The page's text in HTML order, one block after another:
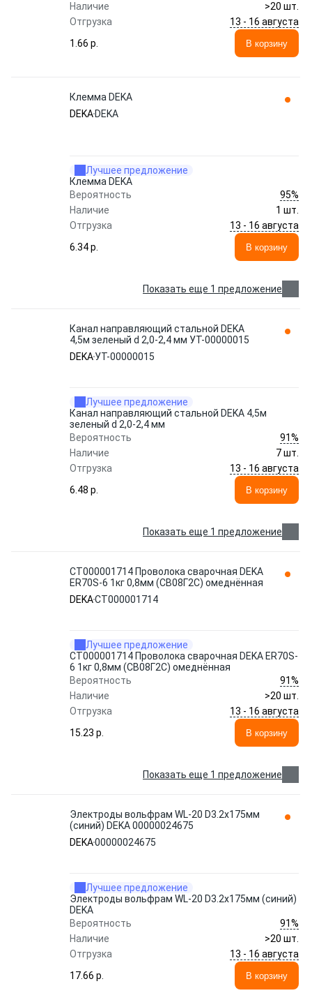
Наличие
>20 шт.
Отгрузка
13 - 16 августа
1.66 p.
В корзину
Клемма DEKA
DEKA DEKA
Лучшее предложение
Клемма DEKA
Вероятность
95%
Наличие
1 шт.
Отгрузка
13 - 16 августа
6.34 p.
В корзину
Показать еще 1 предложение
Канал направляющий стальной DEKA
4,5м зеленый d 2,0-2,4 мм УТ-00000015
DEKAУТ-00000015
Лучшее предложение
Канал направляющий стальной DEKA 4,5м
зеленый d 2,0-2,4 мм
Вероятность
91%
Наличие
7 шт.
Отгрузка
13 - 16 августа
6.48 p.
В корзину
Показать еще 1 предложение
СТ000001714 Проволока сварочная DEKA
ER70S-6 1кг 0,8мм (СВ08Г2С) омеднённая
DEKAСТ000001714
Лучшее предложение
СТ000001714 Проволока сварочная DEKA ER70S-
6 1кг 0,8мм (СВ08Г2С) омеднённая
Вероятность
91%
Наличие
>20 шт.
Отгрузка
13 - 16 августа
15.23 p.
В корзину
Показать еще 1 предложение
Электроды вольфрам WL-20 D3.2x175мм
(синий) DEKA 00000024675
DEKA00000024675
Лучшее предложение
Электроды вольфрам WL-20 D3.2x175мм (синий)
DEKA
Вероятность
91%
Наличие
>20 шт.
Отгрузка
13 - 16 августа
17.66 p.
В корзину